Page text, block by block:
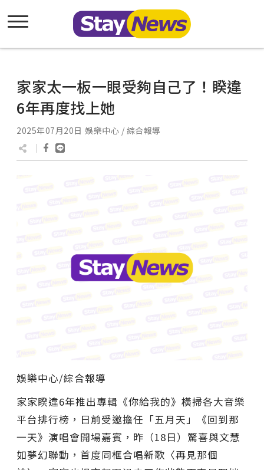
家家太一板一眼受夠自己了！睽違
6年再度找上她
2025年07月20日 娛樂中心 / 綜合報導
娛樂中心/綜合報導
家家睽違6年推出專輯《你給我的》橫掃各大音樂
平台排行榜，日前受邀擔任「五月天」《回到那
一天》演唱會開場嘉賓，昨（18日）驚喜與文慧
如夢幻聯動，首度同框合唱新歌〈再見那個